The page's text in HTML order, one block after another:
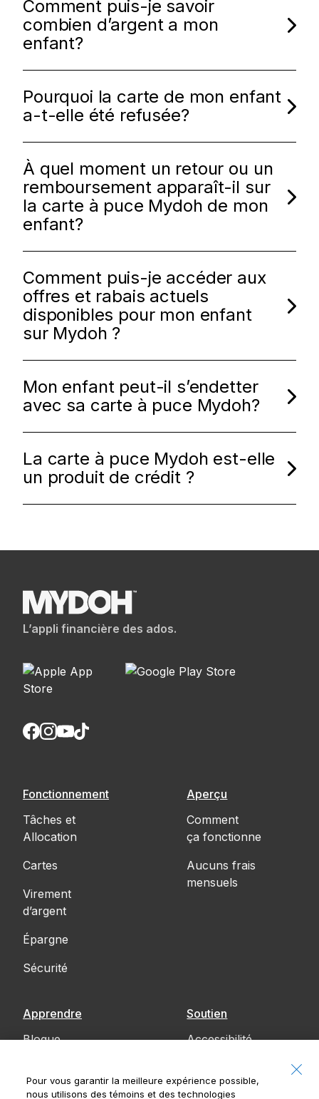
Comment puis-je savoir
combien d’argent a mon
enfant?
Pourquoi la carte de mon enfant
a-t-elle été refusée?
À quel moment un retour ou un
remboursement apparaît-il sur
la carte à puce Mydoh de mon
enfant?
Comment puis-je accéder aux
offres et rabais actuels
disponibles pour mon enfant
sur Mydoh ?
Mon enfant peut-il s’endetter
avec sa carte à puce Mydoh?
La carte à puce Mydoh est-elle
un produit de crédit ?
L’appli financière des ados.
Fonctionnement
Tâches et
Allocation
Cartes
Virement
d’argent
Épargne
Sécurité
Aperçu
Comment
ça fonctionne
Aucuns frais
mensuels
Apprendre
Blogue
Soutien
Accessibilité
avec nous
Pour vous garantir la meilleure expérience possible,
nous utilisons des témoins et des technologies